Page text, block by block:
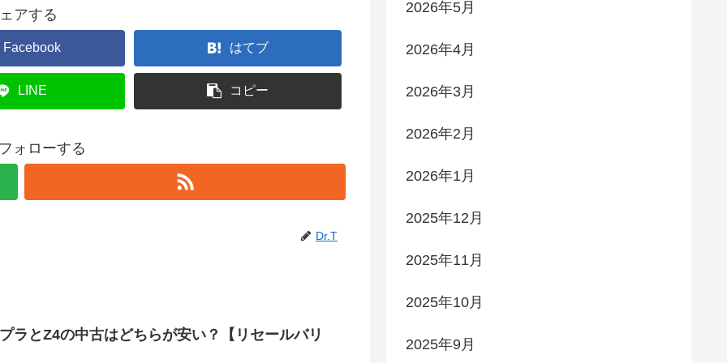
アする
Facebook はてブ
LINE コピー
ォローする
Dr.T
ラとZ4の中古はどちらが安い？【リセールバリ
2026年5月
2026年4月
2026年3月
2026年2月
2026年1月
2025年12月
2025年11月
2025年10月
2025年9月